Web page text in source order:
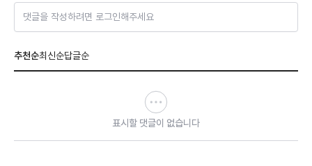
댓글을 작성하려면 로그인해주세요
추천순최신순답글순
표시할 댓글이 없습니다